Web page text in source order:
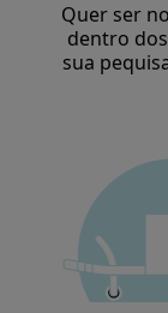
Quer ser
dentro
sua